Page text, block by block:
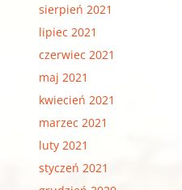
sierpień 2021
lipiec 2021
czerwiec 2021
maj 2021
kwiecień 2021
marzec 2021
luty 2021
styczeń 2021